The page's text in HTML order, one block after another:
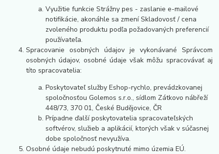
Využitie funkcie Strážny pes - zaslanie e-mailové
notifikácie, akonáhle sa zmení Skladovosť / cena
zvoleného produktu podľa požadovaných preferencií
používateľa.
Spracovanie osobných údajov je vykonávané Správcom
osobných údajov, osobné údaje však môžu spracovávať aj
títo spracovatelia:
Poskytovateľ služby Eshop-rychlo, prevádzkovanej
spoločnosťou Golemos s.r.o., sídlom Zátkovo nábřeží
448/73, 370 01, České Budějovice, ČR
Prípadne ďalší poskytovatelia spracovateľských
softvérov, služieb a aplikácií, ktorých však v súčasnej
dobe spoločnosť nevyužíva.
Osobné údaje nebudú poskytnuté mimo územia EÚ.